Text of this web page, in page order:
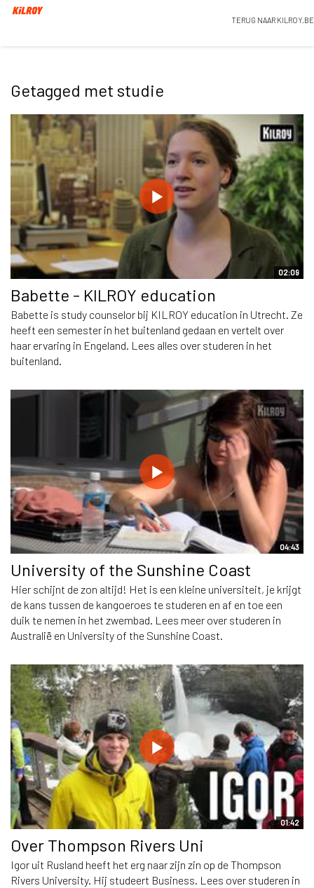
TERUG NAAR KILROY.BE
Getagged met studie
02:09
Babette - KILROY education
Babette is study counselor bij KILROY education in Utrecht. Ze
heeft een semester in het buitenland gedaan en vertelt over
haar ervaring in Engeland. Lees alles over studeren in het
buitenland.
04:43
University of the Sunshine Coast
Hier schijnt de zon altijd! Het is een kleine universiteit, je krijgt
de kans tussen de kangoeroes te studeren en af en toe een
duik te nemen in het zwembad. Lees meer over studeren in
Australië en University of the Sunshine Coast.
01:42
Over Thompson Rivers Uni
Igor uit Rusland heeft het erg naar zijn zin op de Thompson
Rivers University. Hij studeert Business. Lees over studeren in